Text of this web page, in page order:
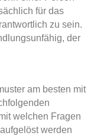
für das
zu sein.
der
am besten mit
welchen Fragen
werden